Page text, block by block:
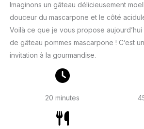
Imaginons un gâteau délicieusement
douceur du mascarpone et le côté
Voilà ce que je vous propose
de gâteau pommes mascarpone ! C’est
invitation à la gourmandise.
20 minutes